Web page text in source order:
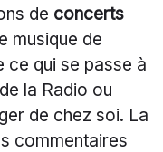
de concerts
musique de
ce qui se passe à
la Radio ou
de chez soi. La
commentaires